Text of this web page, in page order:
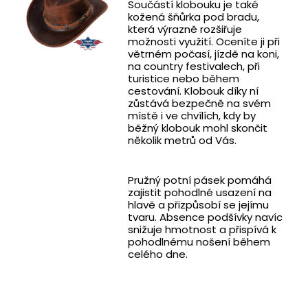
Součástí klobouku je také
kožená šňůrka pod bradu,
která výrazně rozšiřuje
možnosti využití. Oceníte ji při
větrném počasí, jízdě na koni,
na country festivalech, při
turistice nebo během
cestování. Klobouk díky ní
zůstává bezpečně na svém
místě i ve chvílích, kdy by
běžný klobouk mohl skončit
několik metrů od Vás.
Pružný potní pásek pomáhá
zajistit pohodlné usazení na
hlavě a přizpůsobí se jejímu
tvaru. Absence podšívky navíc
snižuje hmotnost a přispívá k
pohodlnému nošení během
celého dne.